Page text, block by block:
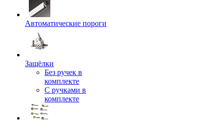
Автоматические пороги
Защёлки
Без ручек в
комплекте
С ручками в
комплекте